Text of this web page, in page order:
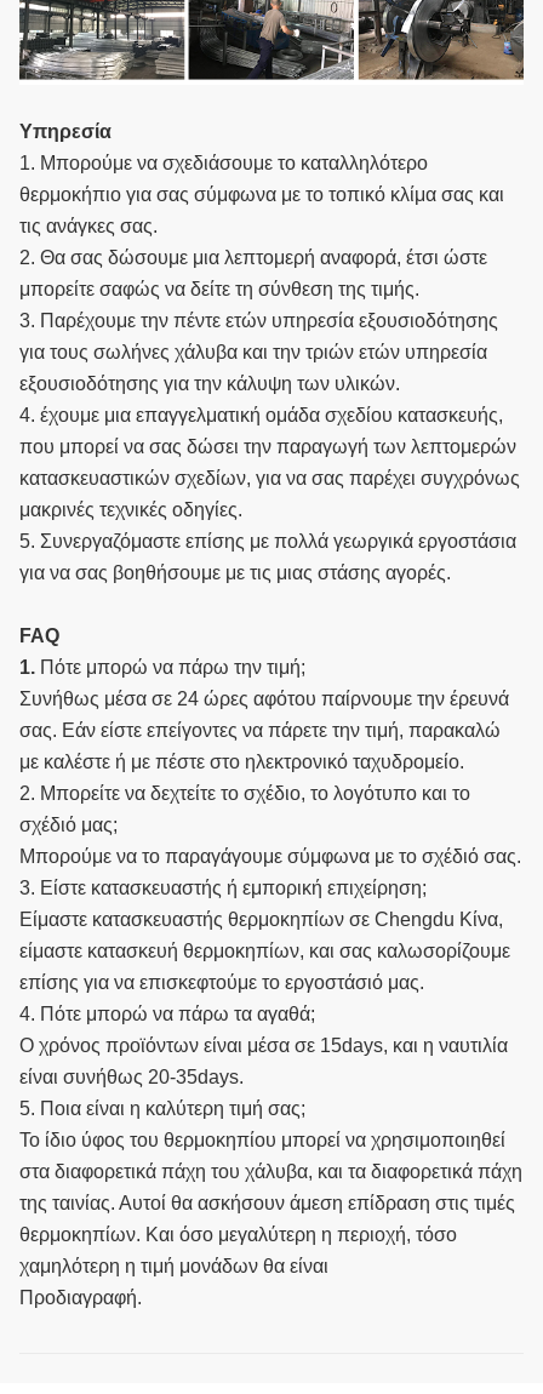
Υπηρεσία
1. Μπορούμε να σχεδιάσουμε το καταλληλότερο
θερμοκήπιο για σας σύμφωνα με το τοπικό κλίμα σας και
τις ανάγκες σας.
2. Θα σας δώσουμε μια λεπτομερή αναφορά, έτσι ώστε
μπορείτε σαφώς να δείτε τη σύνθεση της τιμής.
3. Παρέχουμε την πέντε ετών υπηρεσία εξουσιοδότησης
για τους σωλήνες χάλυβα και την τριών ετών υπηρεσία
εξουσιοδότησης για την κάλυψη των υλικών.
4. έχουμε μια επαγγελματική ομάδα σχεδίου κατασκευής,
που μπορεί να σας δώσει την παραγωγή των λεπτομερών
κατασκευαστικών σχεδίων, για να σας παρέχει συγχρόνως
μακρινές τεχνικές οδηγίες.
5. Συνεργαζόμαστε επίσης με πολλά γεωργικά εργοστάσια
για να σας βοηθήσουμε με τις μιας στάσης αγορές.
FAQ
1. Πότε μπορώ να πάρω την τιμή;
Συνήθως μέσα σε 24 ώρες αφότου παίρνουμε την έρευνά
σας. Εάν είστε επείγοντες να πάρετε την τιμή, παρακαλώ
με καλέστε ή με πέστε στο ηλεκτρονικό ταχυδρομείο.
2. Μπορείτε να δεχτείτε το σχέδιο, το λογότυπο και το
σχέδιό μας;
Μπορούμε να το παραγάγουμε σύμφωνα με το σχέδιό σας.
3. Είστε κατασκευαστής ή εμπορική επιχείρηση;
Είμαστε κατασκευαστής θερμοκηπίων σε Chengdu Κίνα,
είμαστε κατασκευή θερμοκηπίων, και σας καλωσορίζουμε
επίσης για να επισκεφτούμε το εργοστάσιό μας.
4. Πότε μπορώ να πάρω τα αγαθά;
Ο χρόνος προϊόντων είναι μέσα σε 15days, και η ναυτιλία
είναι συνήθως 20-35days.
5. Ποια είναι η καλύτερη τιμή σας;
Το ίδιο ύφος του θερμοκηπίου μπορεί να χρησιμοποιηθεί
στα διαφορετικά πάχη του χάλυβα, και τα διαφορετικά πάχη
της ταινίας. Αυτοί θα ασκήσουν άμεση επίδραση στις τιμές
θερμοκηπίων. Και όσο μεγαλύτερη η περιοχή, τόσο
χαμηλότερη η τιμή μονάδων θα είναι
Προδιαγραφή.